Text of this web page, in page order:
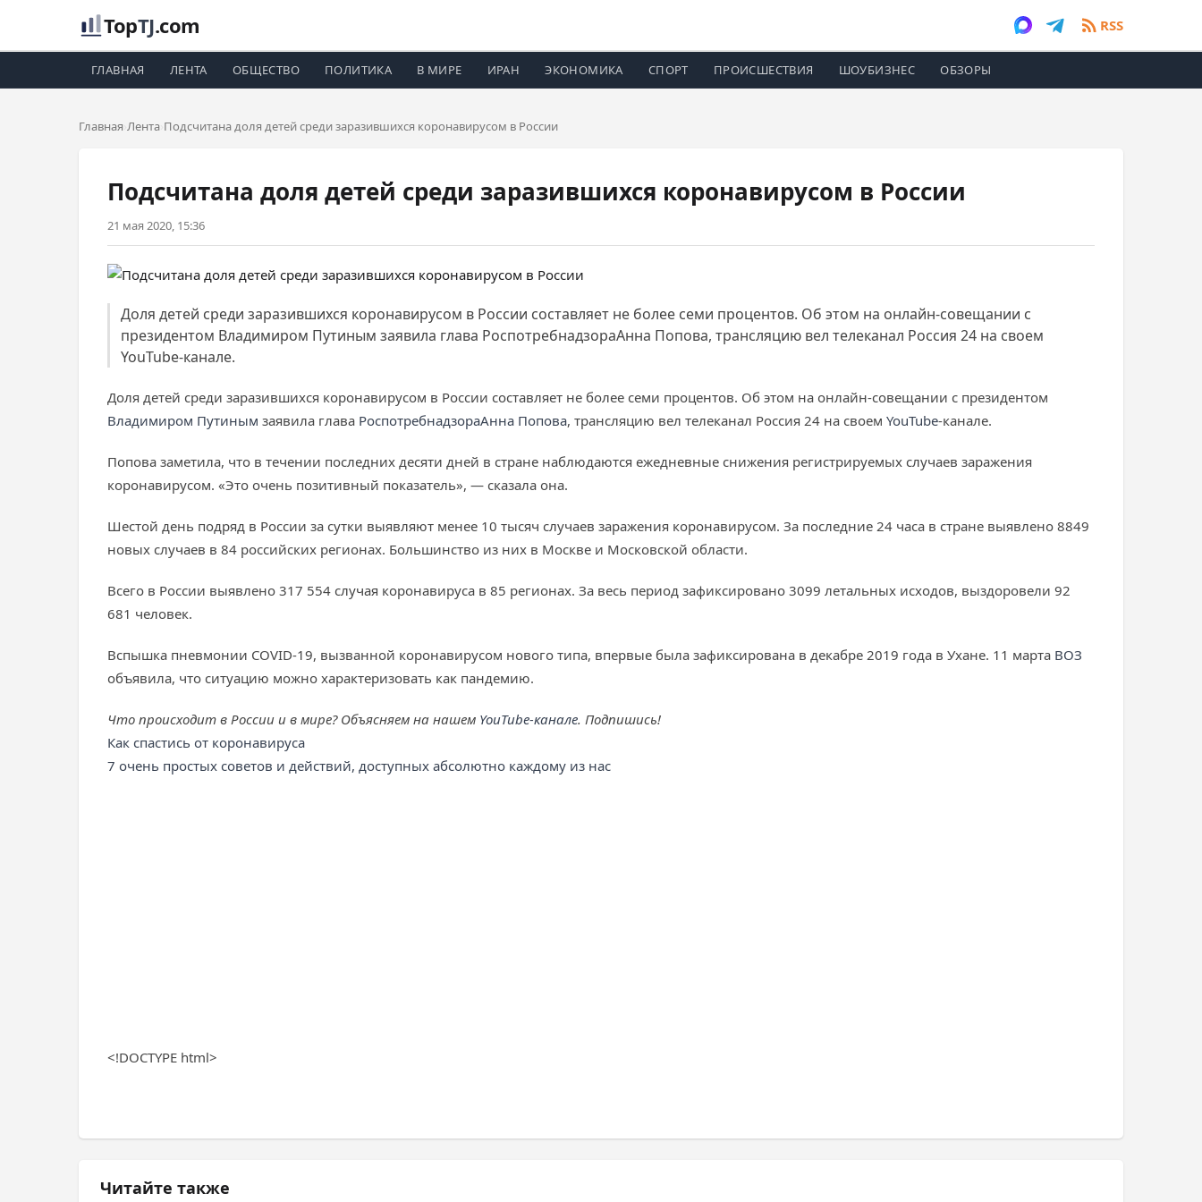
TopTJ.com RSS
ГЛАВНАЯ ЛЕНТА ОБЩЕСТВО ПОЛИТИКА В МИРЕ ИРАН ЭКОНОМИКА СПОРТ ПРОИСШЕСТВИЯ ШОУБИЗНЕС ОБЗОРЫ
Главная Лента Подсчитана доля детей среди заразившихся коронавирусом в России
Подсчитана доля детей среди заразившихся коронавирусом в России
21 мая 2020, 15:36
Доля детей среди заразившихся коронавирусом в России составляет не более семи процентов. Об этом на онлайн-совещании с
президентом Владимиром Путиным заявила глава РоспотребнадзораАнна Попова, трансляцию вел телеканал Россия 24 на своем
YouTube-канале.
Доля детей среди заразившихся коронавирусом в России составляет не более семи процентов. Об этом на онлайн-совещании с президентом
Владимиром Путиным заявила глава РоспотребнадзораАнна Попова, трансляцию вел телеканал Россия 24 на своем YouTube-канале.
Попова заметила, что в течении последних десяти дней в стране наблюдаются ежедневные снижения регистрируемых случаев заражения
коронавирусом. «Это очень позитивный показатель», — сказала она.
Шестой день подряд в России за сутки выявляют менее 10 тысяч случаев заражения коронавирусом. За последние 24 часа в стране выявлено 8849
новых случаев в 84 российских регионах. Большинство из них в Москве и Московской области.
Всего в России выявлено 317 554 случая коронавируса в 85 регионах. За весь период зафиксировано 3099 летальных исходов, выздоровели 92
681 человек.
Вспышка пневмонии COVID-19, вызванной коронавирусом нового типа, впервые была зафиксирована в декабре 2019 года в Ухане. 11 марта ВОЗ
объявила, что ситуацию можно характеризовать как пандемию.
Что происходит в России и в мире? Объясняем на нашем YouTube-канале. Подпишись!
Как спастись от коронавируса
7 очень простых советов и действий, доступных абсолютно каждому из нас
<!DOCTYPE html>
Читайте также